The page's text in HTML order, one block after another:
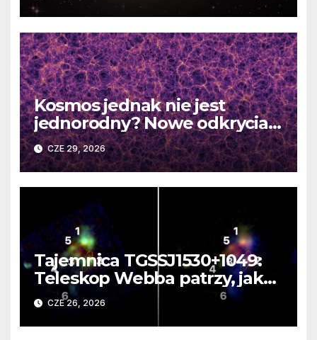
Kosmos jednak nie jest
jednorodny? Nowe odkrycia
DESI burzą fundamentalne
zasady kosmologii
CZE 29, 2026
Tajemnica TGSSJ1530+1049:
Teleskop Webba patrzy, jak
rodzi się supergalaktyka i
monstrualna czarna dziura
CZE 26, 2026